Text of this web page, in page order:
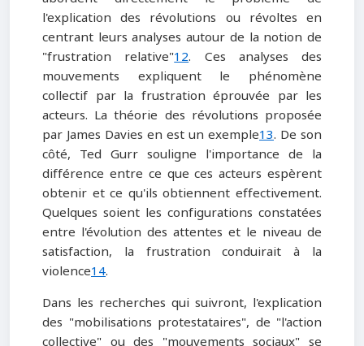
l'explication des révolutions ou révoltes en
centrant leurs analyses autour de la notion de
"frustration relative"12. Ces analyses des
mouvements expliquent le phénomène
collectif par la frustration éprouvée par les
acteurs. La théorie des révolutions proposée
par James Davies en est un exemple13. De son
côté, Ted Gurr souligne l'importance de la
différence entre ce que ces acteurs espèrent
obtenir et ce qu'ils obtiennent effectivement.
Quelques soient les configurations constatées
entre l'évolution des attentes et le niveau de
satisfaction, la frustration conduirait à la
violence14.
Dans les recherches qui suivront, l'explication
des "mobilisations protestataires", de "l'action